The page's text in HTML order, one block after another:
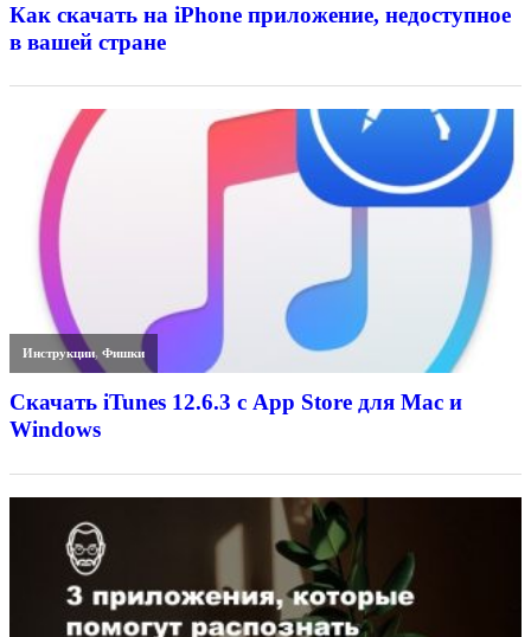
Как скачать на iPhone приложение, недоступное
в вашей стране
Инструкции,Фишки
Скачать iTunes 12.6.3 с App Store для Mac и
Windows